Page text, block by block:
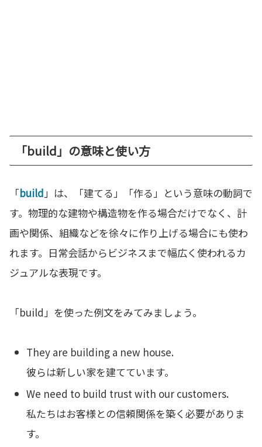
「build」の意味と使い方
「build 」は、「建てる」「作る」という意味の動詞で
す。物理的な建物や構造物を作る場合だけでなく、計
画や関係、組織などを徐々に作り上げる場合にも使わ
れます。日常会話からビジネスまで幅広く使われるカ
ジュアルな表現です。
「build」を使った例文をみてみましょう。
They are building a new house.
彼らは新しい家を建てています。
We need to build trust with our customers.
私たちはお客様との信頼関係を築く必要がありま
す。